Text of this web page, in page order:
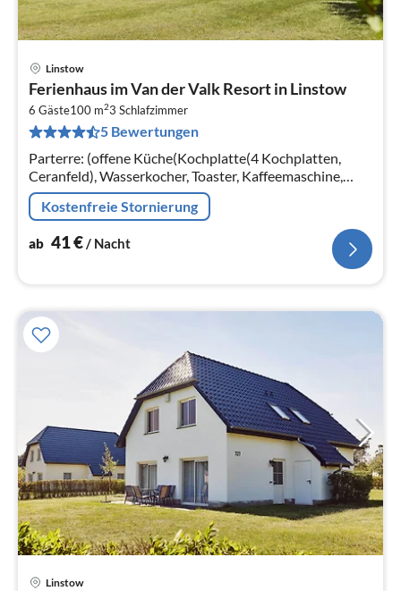
Linstow
Ferienhaus im Van der Valk Resort in Linstow
6 Gäste100 m23 Schlafzimmer
5 Bewertungen
Parterre: (offene Küche(Kochplatte(4 Kochplatten,
Ceranfeld), Wasserkocher, Toaster, Kaffeemaschine,
Kaffeemaschine, Backofen, Mikrowelle, Spülmaschine,
Kühlschrank(+ Gefrierfach))
Kostenfreie Stornierung
ab 41€/ Nacht
Linstow